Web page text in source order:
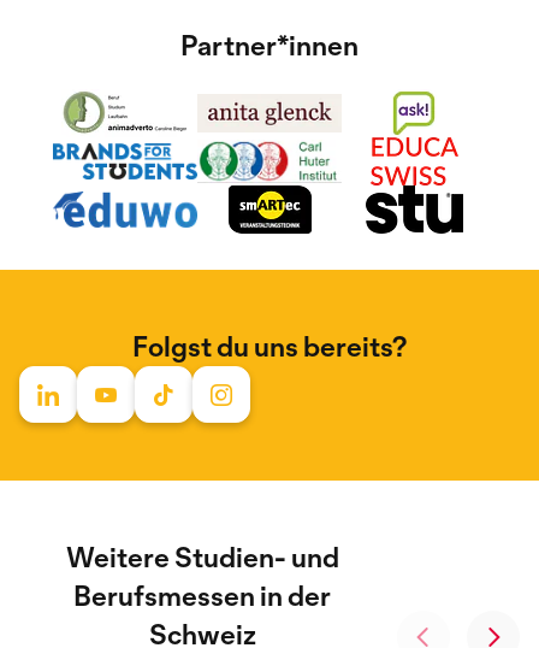
Partner*innen
Folgst du uns bereits?
Weitere Studien- und
Berufsmessen in der
Schweiz